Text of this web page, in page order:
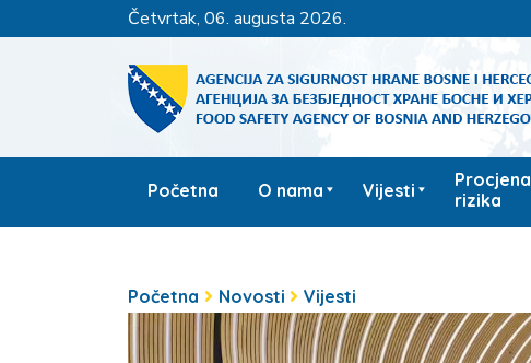
četvrtak, 06. augusta 2026.
Početna O nama Vijesti
Procjena
rizika
Početna Novosti Vijesti